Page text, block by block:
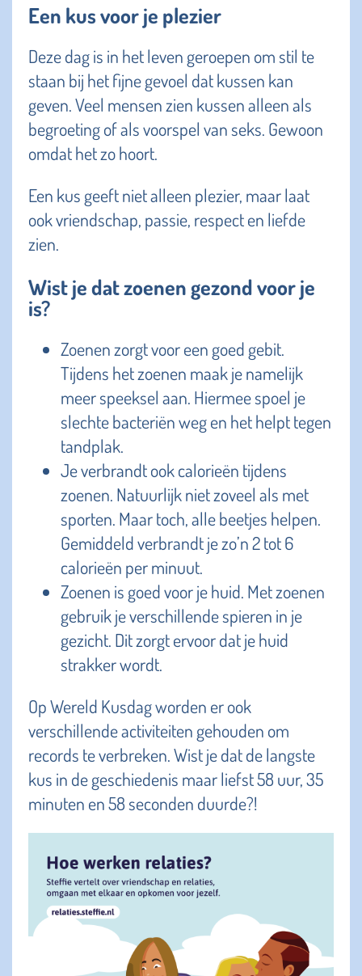
Een kus voor je plezier
Deze dag is in het leven geroepen om stil te
staan bij het fijne gevoel dat kussen kan
geven. Veel mensen zien kussen alleen als
begroeting of als voorspel van seks. Gewoon
omdat het zo hoort.
Een kus geeft niet alleen plezier, maar laat
ook vriendschap, passie, respect en liefde
zien.
Wist je dat zoenen gezond voor je
is?
Zoenen zorgt voor een goed gebit.
Tijdens het zoenen maak je namelijk
meer speeksel aan. Hiermee spoel je
slechte bacteriën weg en het helpt tegen
tandplak.
Je verbrandt ook calorieën tijdens
zoenen. Natuurlijk niet zoveel als met
sporten. Maar toch, alle beetjes helpen.
Gemiddeld verbrandt je zo’n 2 tot 6
calorieën per minuut.
Zoenen is goed voor je huid. Met zoenen
gebruik je verschillende spieren in je
gezicht. Dit zorgt ervoor dat je huid
strakker wordt.
Op Wereld Kusdag worden er ook
verschillende activiteiten gehouden om
records te verbreken. Wist je dat de langste
kus in de geschiedenis maar liefst 58 uur, 35
minuten en 58 seconden duurde?!